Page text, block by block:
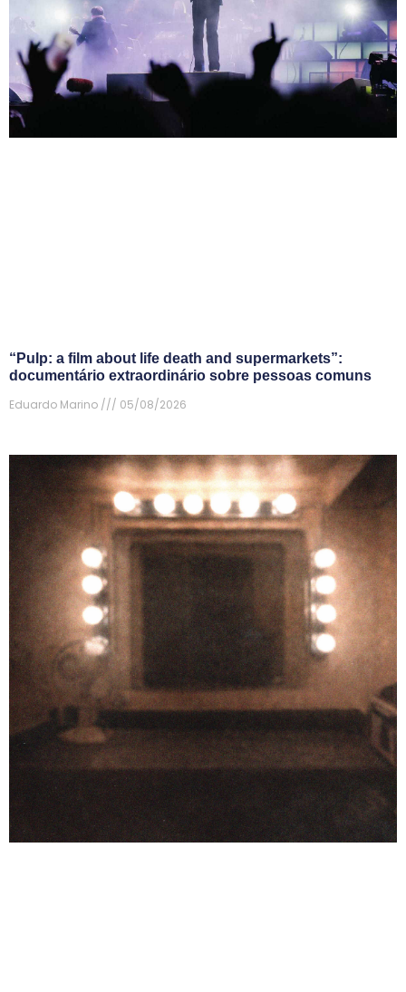
“Pulp: a film about life death and supermarkets”:
documentário extraordinário sobre pessoas comuns
Eduardo Marino
05/08/2026